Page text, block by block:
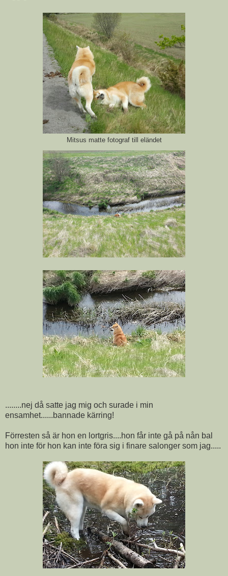
Mitsus matte fotograf till eländet
........nej då satte jag mig och surade i min
ensamhet......bannade kärring!
Förresten så är hon en lortgris....hon får inte gå på nån bal
hon inte för hon kan inte föra sig i finare salonger som jag.....